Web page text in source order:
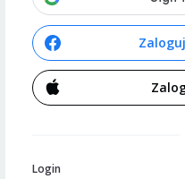
Login